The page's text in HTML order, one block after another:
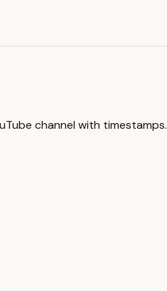
channel with timestamps.